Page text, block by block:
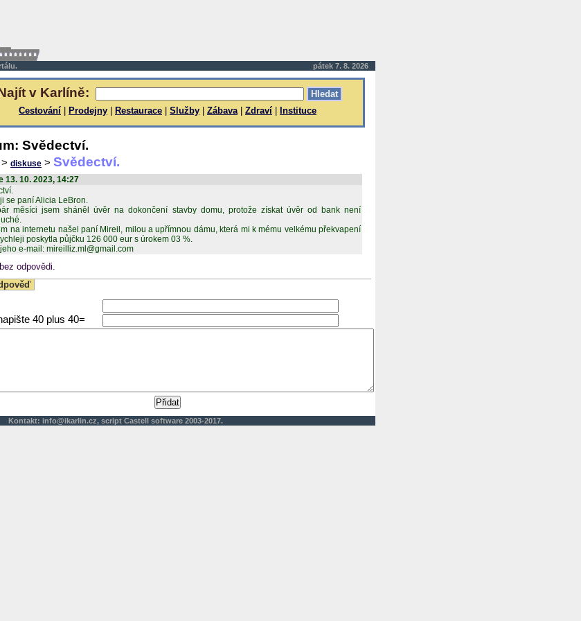
pátek 7. 8. 2026
v Karlíně:
Cestování Prodejny Restaurace Služby Zábava| Zdraví Instituce
Svědectví.
> diskuse > Svědectví.
13. 10. 2023, 14:27
se paní Alicia LeBron.
měsíci jsem sháněl úvěr na dokončení stavby domu, protože získat úvěr od bank není
na internetu našel paní Mireil, milou a upřímnou dámu, která mi k mému velkému překvapení
poskytla půjčku 126 000 eur s úrokem 03 %.
e-mail: mireilliz.ml@gmail.com
odpovědi.
40 plus 40=
Kontakt: info@ikarlin.cz, script Castell software 2003-2017.